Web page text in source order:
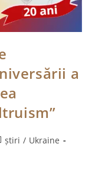
a
știri / Ukraine